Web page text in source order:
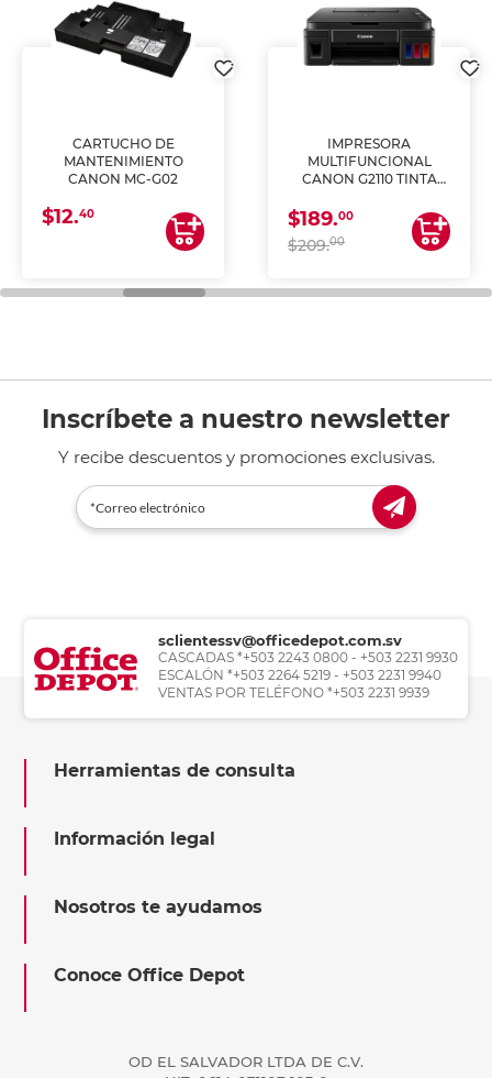
CARTUCHO DE
MANTENIMIENTO
CANON MC-G02
$12.40
IMPRESORA
MULTIFUNCIONAL
CANON G2110 TINTA
$189.00
$209.00
Inscríbete a nuestro newsletter
Y recibe descuentos y promociones exclusivas.
sclientessv@officedepot.com.sv
CASCADAS *+503 2243 0800 - +503 2231 9930
ESCALÓN *+503 2264 5219 - +503 2231 9940
VENTAS POR TELÉFONO *+503 2231 9939
Herramientas de consulta
Información legal
Nosotros te ayudamos
Conoce Office Depot
OD EL SALVADOR LTDA DE C.V.